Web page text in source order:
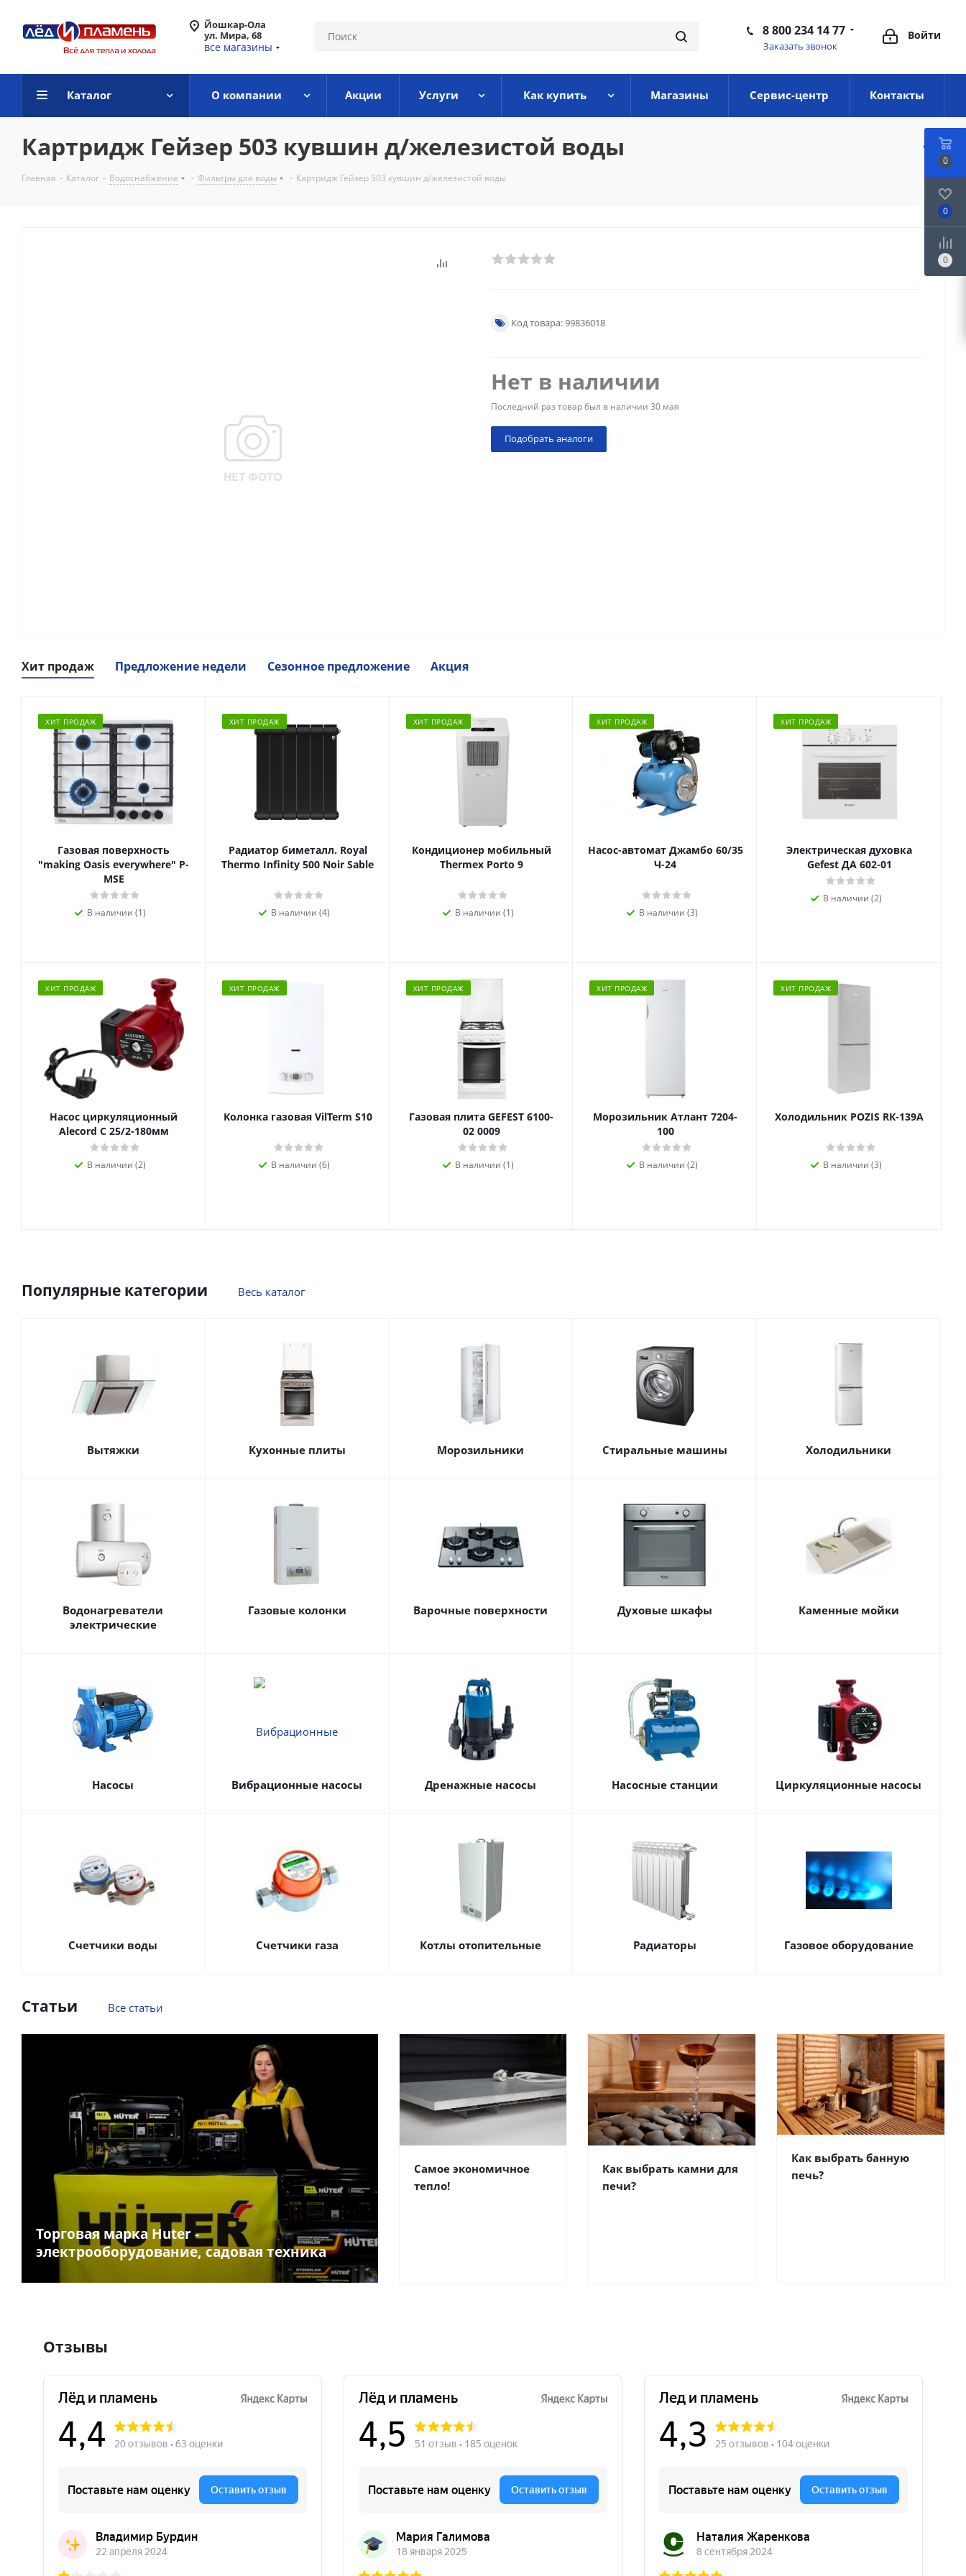
Йошкар-Ола
ул. Мира, 68
все магазины
Войти
8 800 234 14 77
Заказать звонок
Каталог О компании Акции Услуги Как купить Магазины Сервис-центр Контакты
Картридж Гейзер 503 кувшин д/железистой воды
Главная - Каталог - Водоснабжение - Фильтры для воды - Картридж Гейзер 503 кувшин д/железистой воды
Код товара: 99836018
Нет в наличии
Последний раз товар был в наличии 30 мая
Подобрать аналоги
Хит продаж Предложение недели Сезонное предложение Акция
ХИТ ПРОДАЖ
Газовая поверхность
"making Oasis everywhere" P-
MSE
В наличии (1)
ХИТ ПРОДАЖ
Радиатор биметалл. Royal
Thermo Infinity 500 Noir Sable
В наличии (4)
ХИТ ПРОДАЖ
Кондиционер мобильный
Thermex Porto 9
В наличии (1)
ХИТ ПРОДАЖ
Насос-автомат Джамбо 60/35
Ч-24
В наличии (3)
ХИТ ПРОДАЖ
Электрическая духовка
Gefest ДА 602-01
В наличии (2)
ХИТ ПРОДАЖ
Насос циркуляционный
Alecord C 25/2-180мм
В наличии (2)
ХИТ ПРОДАЖ
Колонка газовая VilTerm S10
В наличии (6)
ХИТ ПРОДАЖ
Газовая плита GEFEST 6100-
02 0009
В наличии (1)
ХИТ ПРОДАЖ
Морозильник Атлант 7204-
100
В наличии (2)
ХИТ ПРОДАЖ
Холодильник POZIS RК-139А
В наличии (3)
Популярные категории Весь каталог
Вытяжки Кухонные плиты Морозильники Стиральные машины Холодильники
Водонагреватели
электрические
Газовые колонки Варочные поверхности Духовые шкафы Каменные мойки
Насосы Вибрационные насосы Дренажные насосы Насосные станции Циркуляционные насосы
Счетчики воды Счетчики газа Котлы отопительные Радиаторы Газовое оборудование
Статьи Все статьи
Торговая марка Huter -
электрооборудование, садовая техника
Самое экономичное
тепло!
Как выбрать камни для
печи?
Как выбрать банную
печь?
Отзывы
0
0
0